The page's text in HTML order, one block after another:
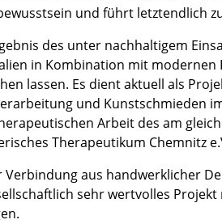
und führt letztendlich
des unter nachhaltigem
in Kombination mit modernen
lassen. Es dient aktuell als
und Kunstschmieden
Arbeit des am
Therapeutikum Chemnitz
Verbindung aus handwerklicher
sehr wertvolles